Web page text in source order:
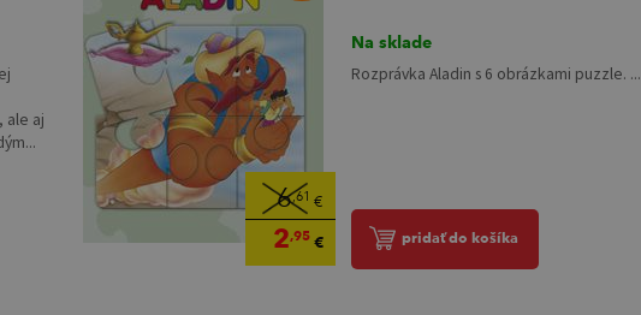
ale aj
6,61 €
2,95€
Na sklade
Rozprávka Aladin s 6 obrázkami puzzle. ...
pridať do košíka